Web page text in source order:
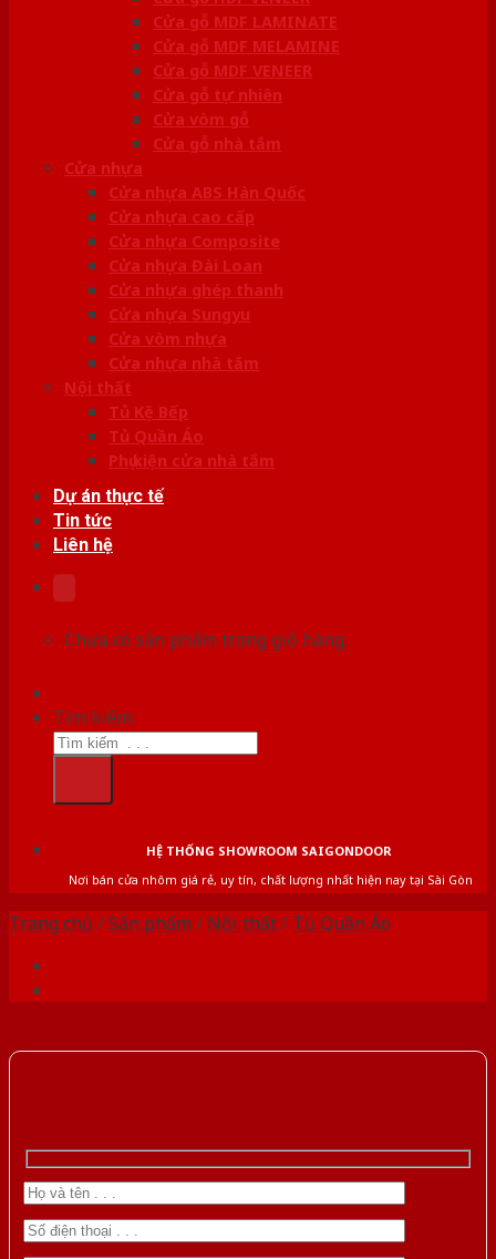
Cửa gỗ MDF LAMINATE
Cửa gỗ MDF MELAMINE
Cửa gỗ MDF VENEER
Cửa gỗ tự nhiên
Cửa vòm gỗ
Cửa gỗ nhà tắm
Cửa nhựa
Cửa nhựa ABS Hàn Quốc
Cửa nhựa cao cấp
Cửa nhựa Composite
Cửa nhựa Đài Loan
Cửa nhựa ghép thanh
Cửa nhựa Sungyu
Cửa vòm nhựa
Cửa nhựa nhà tắm
Nội thất
Tủ Kệ Bếp
Tủ Quần Áo
Phụ kiện cửa nhà tắm
Dự án thực tế
Tin tức
Liên hệ
Chưa có sản phẩm trong giỏ hàng.
Tìm kiếm:
HỆ THỐNG SHOWROOM SAIGONDOOR
Nơi bán cửa nhôm giá rẻ, uy tín, chất lượng nhất hiện nay tại Sài Gòn
Trang chủ /Sản phẩm / Nội thất/ Tủ Quần Áo